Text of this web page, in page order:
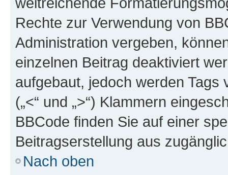
Rechte zur Verwendung von
Administration vergeben,
einzelnen Beitrag deaktiviert
aufgebaut, jedoch werden Tags
(„<“ und „>“) Klammern
BBCode finden Sie auf einer
Beitragserstellung aus
Nach oben